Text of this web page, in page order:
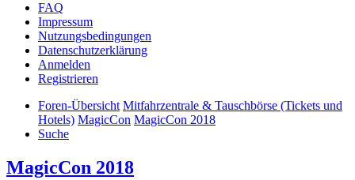
FAQ
Impressum
Nutzungsbedingungen
Datenschutzerklärung
Anmelden
Registrieren
Foren-Übersicht Mitfahrzentrale & Tauschbörse (Tickets und
Hotels) MagicCon MagicCon 2018
Suche
MagicCon 2018